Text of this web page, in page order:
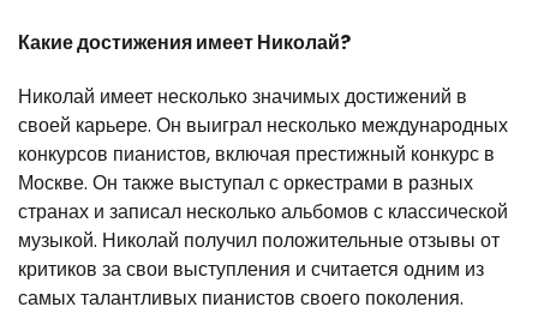
Какие достижения имеет Николай?
Николай имеет несколько значимых достижений в
своей карьере. Он выиграл несколько международных
конкурсов пианистов, включая престижный конкурс в
Москве. Он также выступал с оркестрами в разных
странах и записал несколько альбомов с классической
музыкой. Николай получил положительные отзывы от
критиков за свои выступления и считается одним из
самых талантливых пианистов своего поколения.